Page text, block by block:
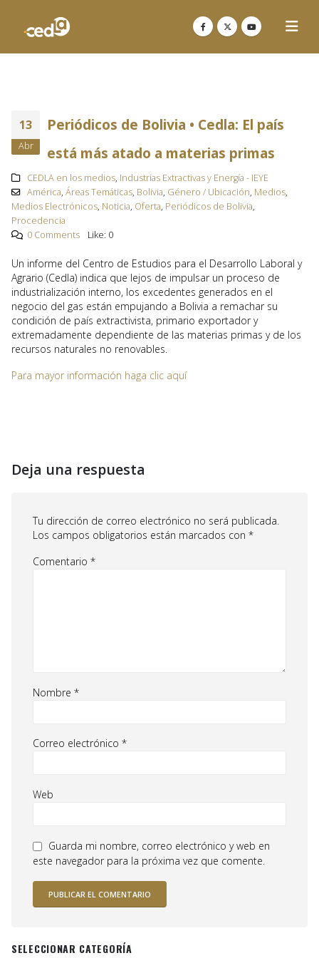
13
Abr
Periódicos de Bolivia • Cedla: El país
está más atado a materias primas
CEDLA en los medios, Industrias Extractivas y Energía - IEYE
América, Áreas Temáticas, Bolivia, Género / Ubicación, Medios,
Medios Electrónicos, Noticia, Oferta, Periódicos de Bolivia,
Procedencia
0 Comments
Like: 0
Un informe del Centro de Estudios para el Desarrollo Laboral y
Agrario (Cedla) indica que lejos de impulsar un proceso de
industrialización interno, los excedentes generados en el
negocio del gas están empujando a Bolivia a remachar su
condición de país extractivista, primario exportador y
extremadamente dependiente de las materias primas y de los
recursos naturales no renovables.
Para mayor información haga clic aquí
Deja una respuesta
Tu dirección de correo electrónico no será publicada.
Los campos obligatorios están marcados con *
Comentario *
Nombre *
Correo electrónico *
Web
Guarda mi nombre, correo electrónico y web en
este navegador para la próxima vez que comente.
SELECCIONAR CATEGORÍA